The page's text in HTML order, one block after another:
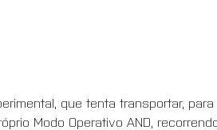
que tenta transportar,
Modo Operativo AND,